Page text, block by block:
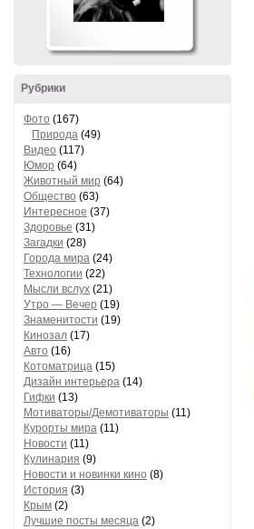
Рубрики
Фото (167)
Природа (49)
Видео (117)
Юмор (64)
Животный мир (64)
Общество (63)
Интересное (37)
Здоровье (31)
Загадки (28)
Города мира (24)
Технологии (22)
Мысли вслух (21)
Утро — Вечер (19)
Знаменитости (19)
Кинозал (17)
Авто (16)
Котоматрица (15)
Дизайн интерьера (14)
Гифки (13)
Мотиваторы/Демотиваторы (11)
Курорты мира (11)
Новости (11)
Кулинария (9)
Новости и новинки кино (8)
История (3)
Крым (2)
Лучшие посты месяца (2)